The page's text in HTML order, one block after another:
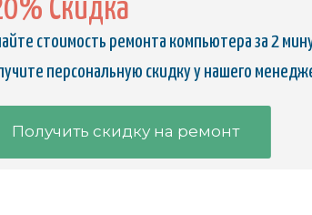
Скидка
стоимость ремонта компьютера за 2
персональную скидку у нашего
Получить скидку на ремонт